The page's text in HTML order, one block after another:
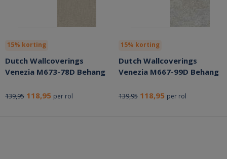
15% korting
Dutch Wallcoverings
Venezia M673-78D Behang
139,95 118,95 per rol
15% korting
Dutch Wallcoverings
Venezia M667-99D Behang
139,95 118,95 per rol